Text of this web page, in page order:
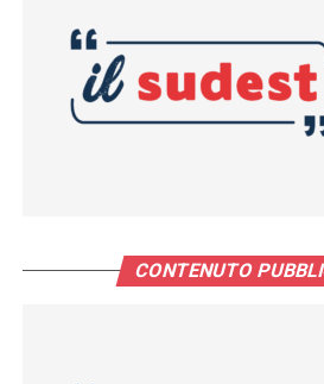
CONTENUTO